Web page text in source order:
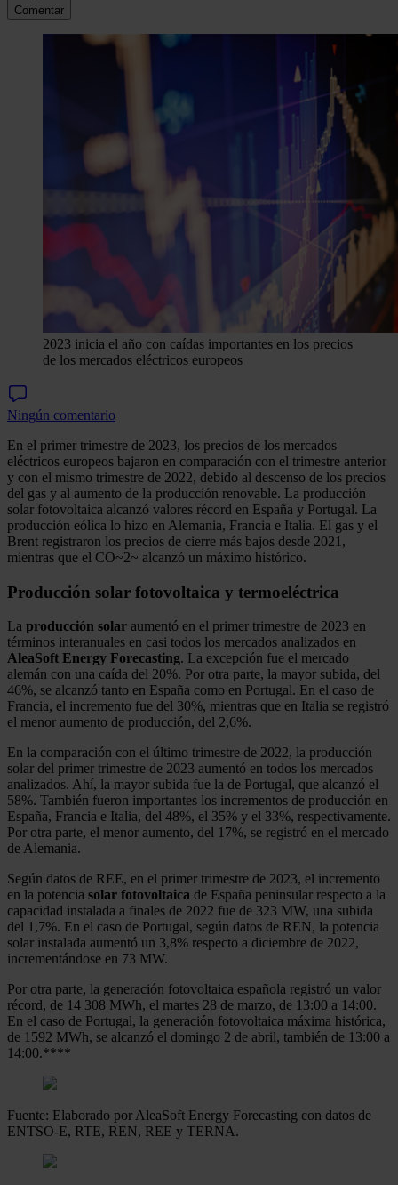
Comentar
2023 inicia el año con caídas importantes en los precios
de los mercados eléctricos europeos
Ningún comentario
En el primer trimestre de 2023, los precios de los mercados
eléctricos europeos bajaron en comparación con el trimestre anterior
y con el mismo trimestre de 2022, debido al descenso de los precios
del gas y al aumento de la producción renovable. La producción
solar fotovoltaica alcanzó valores récord en España y Portugal. La
producción eólica lo hizo en Alemania, Francia e Italia. El gas y el
Brent registraron los precios de cierre más bajos desde 2021,
mientras que el CO~2~ alcanzó un máximo histórico.
Producción solar fotovoltaica y termoeléctrica
La producción solar aumentó en el primer trimestre de 2023 en
términos interanuales en casi todos los mercados analizados en
AleaSoft Energy Forecasting. La excepción fue el mercado
alemán con una caída del 20%. Por otra parte, la mayor subida, del
46%, se alcanzó tanto en España como en Portugal. En el caso de
Francia, el incremento fue del 30%, mientras que en Italia se registró
el menor aumento de producción, del 2,6%.
En la comparación con el último trimestre de 2022, la producción
solar del primer trimestre de 2023 aumentó en todos los mercados
analizados. Ahí, la mayor subida fue la de Portugal, que alcanzó el
58%. También fueron importantes los incrementos de producción en
España, Francia e Italia, del 48%, el 35% y el 33%, respectivamente.
Por otra parte, el menor aumento, del 17%, se registró en el mercado
de Alemania.
Según datos de REE, en el primer trimestre de 2023, el incremento
en la potencia solar fotovoltaica de España peninsular respecto a la
capacidad instalada a finales de 2022 fue de 323 MW, una subida
del 1,7%. En el caso de Portugal, según datos de REN, la potencia
solar instalada aumentó un 3,8% respecto a diciembre de 2022,
incrementándose en 73 MW.
Por otra parte, la generación fotovoltaica española registró un valor
récord, de 14 308 MWh, el martes 28 de marzo, de 13:00 a 14:00.
En el caso de Portugal, la generación fotovoltaica máxima histórica,
de 1592 MWh, se alcanzó el domingo 2 de abril, también de 13:00 a
14:00.****
Fuente: Elaborado por AleaSoft Energy Forecasting con datos de
ENTSO-E, RTE, REN, REE y TERNA.